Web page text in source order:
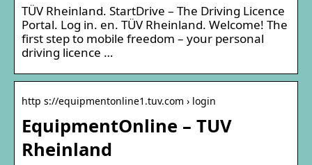
TÜV Rheinland. StartDrive – The Driving Licence
Portal. Log in. en. TÜV Rheinland. Welcome! The
first step to mobile freedom – your personal
driving licence …
http s://equipmentonline1.tuv.com › login
EquipmentOnline – TUV
Rheinland